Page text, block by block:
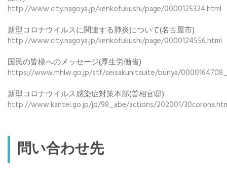
http://www.city.nagoya.jp/kenkofukushi/page/0000125324.html
新型コロナウイルスに関連する肺炎について(名古屋市)
http://www.city.nagoya.jp/kenkofukushi/page/0000124556.html
国民の皆様へのメッセージ(厚生労働省)
https://www.mhlw.go.jp/stf/seisakunitsuite/bunya/
新型コロナウイルス感染症対策本部(首相官邸)
http://www.kantei.go.jp/jp/98_abe/actions/202001/
問い合わせ先